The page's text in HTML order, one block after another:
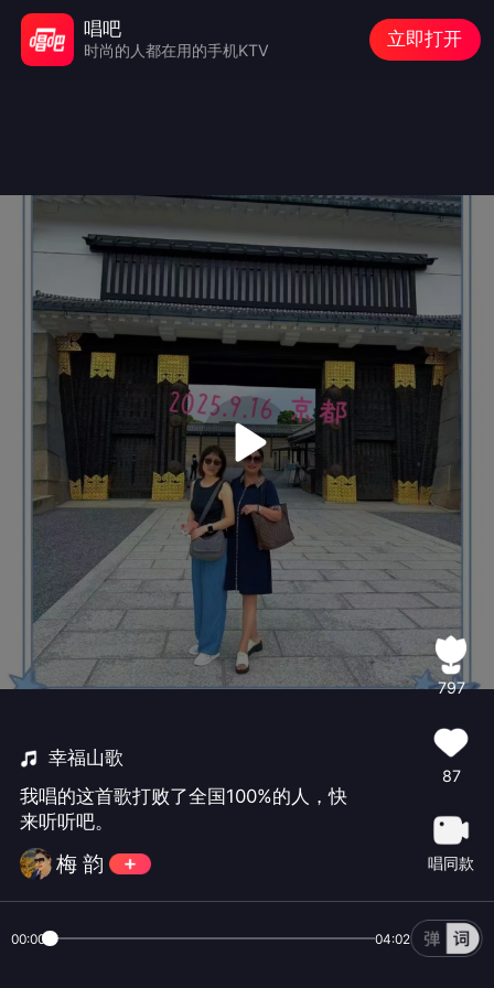
幸福山歌
我唱的这首歌打败了全国100%的人，快
来听听吧。
梅 韵
797
87
唱同款
00:00 04:02
唱吧
时尚的人都在用的手机KTV
立即打开